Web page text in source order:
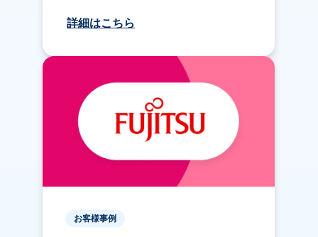
詳細はこちら
お客様事例